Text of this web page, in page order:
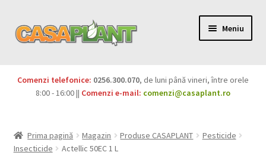
Meniu
Pesticide
Comenzi telefonice: 0256.300.070, de luni până vineri, între orele
8:00 - 16:00 || Comenzi e-mail: comenzi@casaplant.ro
Prima pagină Magazin Produse CASAPLANT
Pesticide
Insecticide
Actellic 50EC 1 L